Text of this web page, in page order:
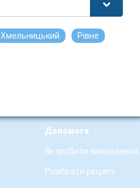
Допомога
Як зробити замовлення
Розібрати рецепт
Хмельницький Рівне